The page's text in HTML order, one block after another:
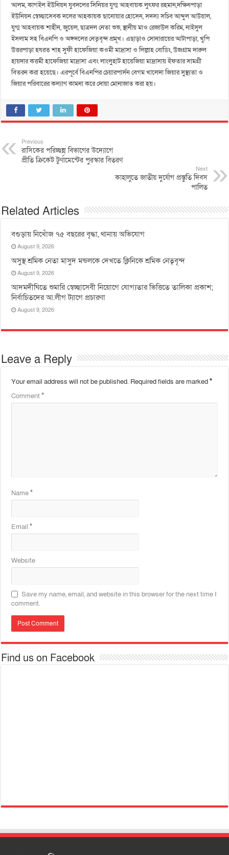
আলম, কাগইল ইউনিয়ন যুবদলের সিনিয়র যুগ্ম আহবায়ক লুৎফর রহমান,দক্ষিনপাড়া
ইউনিয়ন স্বেচ্ছাসেবক দলের আহকায়ক ছানোয়ার হোসেন, সদস্য সচিব আব্দুল আউয়াল,
যুগ্ম আহবায়ক শাহীন, জুয়েল, ছাত্রদল নেতা শুভ, স্থানীয় মাও রেজাউল করিম, নাইসুল
ইসলাম সহ বিএনপি ও অঙ্গদলের নেতৃবৃন্দ প্রমূখ। এছাড়াও সোনারায়ের আটাপাড়া, খুপি
উত্তরপাড়া হযরত শাহ সুফী হাফেজিয়া কওমী মাদ্রাসা ও লিল্লাহ বোডিং, উজগ্রাম দারুল
হায়দার কত্তমী হাফেজিয়া মাদ্রাসা এবং লাংলুহাট হায়েজিয়া মাদ্রাসায় ইফতার সামগ্রী
বিতরন করা হয়েছে। এরপূর্বে বিএনপির চেয়ারপার্সন বেগম খালেদা জিয়ার সুস্থ্যতা ও
জিয়ার পরিবারের কল্যাণ কামনা করে দোয়া মোনাজাত করা হয়।
Previous
রাসিকের পরিচ্ছন্ন বিভাগের উদ্যোগে
প্রীতি ক্রিকেট টুর্ণামেন্টের পুরস্কার বিতরণ
Next
কাহালুতে জাতীয় দুর্যোগ প্রস্তুতি দিবস
পালিত
Related Articles
বগুড়ায় নিখোঁজ ৭৫ বছরের বৃদ্ধা, থানায় অভিযোগ
August 9, 2026
অসুস্থ শ্রমিক নেতা মাসুদ মন্ডলকে দেখতে ক্লিনিকে শ্রমিক নেতৃবৃন্দ
August 9, 2026
আদমদীঘিতে শুমারি স্বেচ্ছাসেবী নিয়োগে যোগ্যতার ভিত্তিতে তালিকা প্রকাশ;
নির্বাচিতদের আ.লীগ ট্যাগে প্রচারণা
August 9, 2026
Leave a Reply
Your email address will not be published. Required fields are marked*
Comment*
Name*
Email*
Website
Save my name, email, and website in this browser for the next time I
comment.
Find us on Facebook